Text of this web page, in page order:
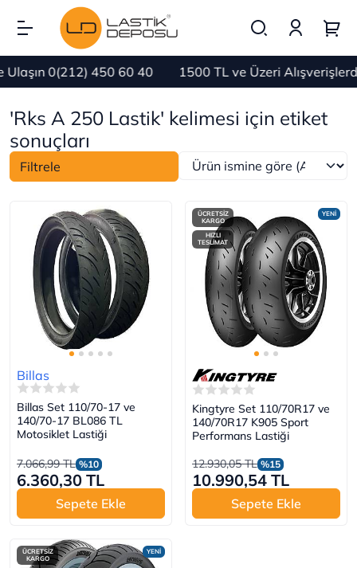
0(212) 450 60 40 1500 TL ve Üzeri
'Rks A 250 Lastik' kelimesi için etiket
sonuçları
Filtrele
Billas
Billas Set 110/70-17 ve
140/70-17 BL086 TL
Motosiklet Lastiği
7.066,99 TL %10
6.360,30 TL
Sepete Ekle
YENİ
ÜCRETSİZ
KARGO
HIZLI
TESLİMAT
Kingtyre Set 110/70R17 ve
140/70R17 K905 Sport
Performans Lastiği
12.930,05 TL %15
10.990,54 TL
Sepete Ekle
YENİ
ÜCRETSİZ
KARGO